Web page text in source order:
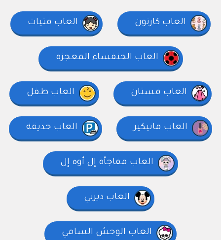
العاب كارتون العاب فتيات
العاب الخنفساء المعجزة
العاب فستان العاب طفل
العاب مانيكير العاب حديقة
العاب مفاجأة إل أوه إل
العاب ديزني
العاب الوحش السامي